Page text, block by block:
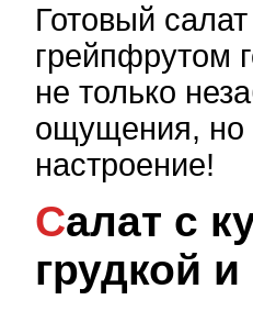
Готовый
грейпфрутом
не только
ощущения, но
настроение!
Салат с куриной
грудкой